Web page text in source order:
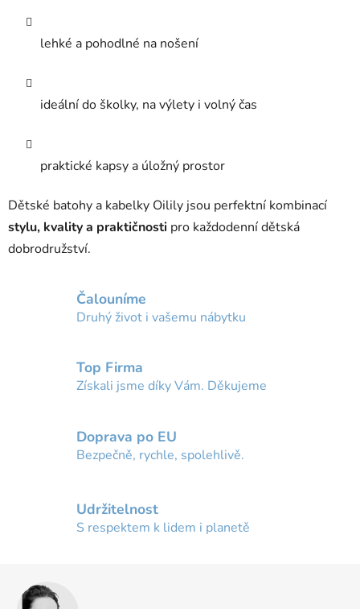
lehké a pohodlné na nošení
ideální do školky, na výlety i volný čas
praktické kapsy a úložný prostor
Dětské batohy a kabelky Oilily jsou perfektní kombinací
stylu, kvality a praktičnosti pro každodenní dětská
dobrodružství.
Čalouníme
Druhý život i vašemu nábytku
Top Firma
Získali jsme díky Vám. Děkujeme
Doprava po EU
Bezpečně, rychle, spolehlivě.
Udržitelnost
S respektem k lidem i planetě